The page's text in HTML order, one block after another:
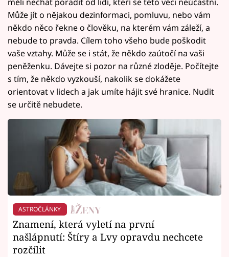
Může jít o nějakou dezinformaci, pomluvu, nebo vám
někdo něco řekne o člověku, na kterém vám záleží, a
nebude to pravda. Cílem toho všeho bude poškodit
vaše vztahy. Může se i stát, že někdo zaútočí na vaši
peněženku. Dávejte si pozor na různé zloděje. Počítejte
s tím, že někdo vyzkouší, nakolik se dokážete
orientovat v lidech a jak umíte hájit své hranice. Nudit
se určitě nebudete.
ASTROČLÁNKY
Znamení, která vyletí na první
našlápnutí: Štíry a Lvy opravdu nechcete
rozčílit